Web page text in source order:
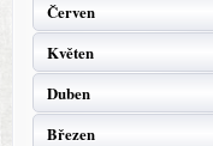
Červen
Květen
Duben
Březen